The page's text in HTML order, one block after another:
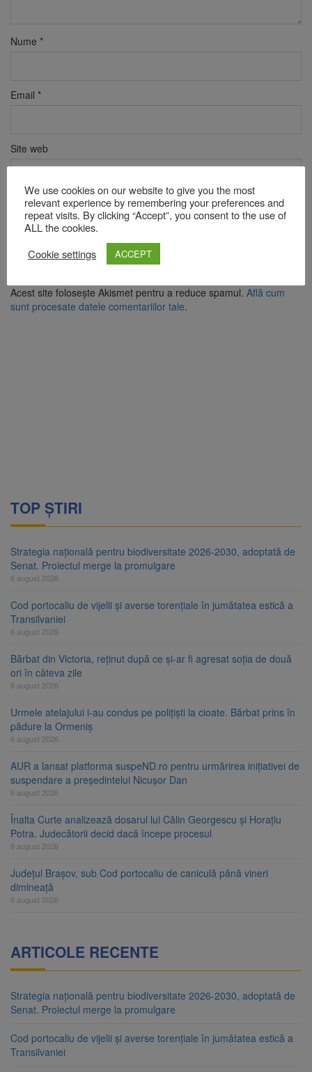
Nume *
Email *
Site web
Verificare anti-robot
Click pentru a începe verificarea
Acest site folosește Akismet pentru a reduce spamul. Află cum
sunt procesate datele comentariilor tale.
TOP ȘTIRI
Strategia națională pentru biodiversitate 2026-2030, adoptată de
Senat. Proiectul merge la promulgare
6 august 2026
Cod portocaliu de vijelii și averse torențiale în jumătatea estică a
Transilvaniei
6 august 2026
Bărbat din Victoria, reținut după ce și-ar fi agresat soția de două
ori în câteva zile
6 august 2026
Urmele atelajului i-au condus pe polițiști la cioate. Bărbat prins în
pădure la Ormeniș
6 august 2026
AUR a lansat platforma suspeND.ro pentru urmărirea inițiativei de
suspendare a președintelui Nicușor Dan
6 august 2026
Înalta Curte analizează dosarul lui Călin Georgescu și Horațiu
Potra. Judecătorii decid dacă începe procesul
6 august 2026
Județul Brașov, sub Cod portocaliu de caniculă până vineri
dimineață
6 august 2026
ARTICOLE RECENTE
Strategia națională pentru biodiversitate 2026-2030, adoptată de
Senat. Proiectul merge la promulgare
Cod portocaliu de vijelii și averse torențiale în jumătatea estică a
Transilvaniei
We use cookies on our website to give you the most
relevant experience by remembering your preferences and
repeat visits. By clicking “Accept”, you consent to the use of
ALL the cookies.
Cookie settings
ACCEPT